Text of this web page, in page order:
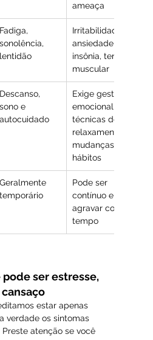
ameaça
Fadiga,
sonolência,
lentidão
Irritabilidade,
ansiedade,
insônia, tensão
muscular
Descanso,
sono e
autocuidado
Exige gestão
emocional,
técnicas de
relaxamento e
mudanças de
hábitos
Geralmente
temporário
Pode ser
contínuo e se
agravar com o
tempo
pode ser estresse,
estar apenas
verdade os sintomas
atenção se você